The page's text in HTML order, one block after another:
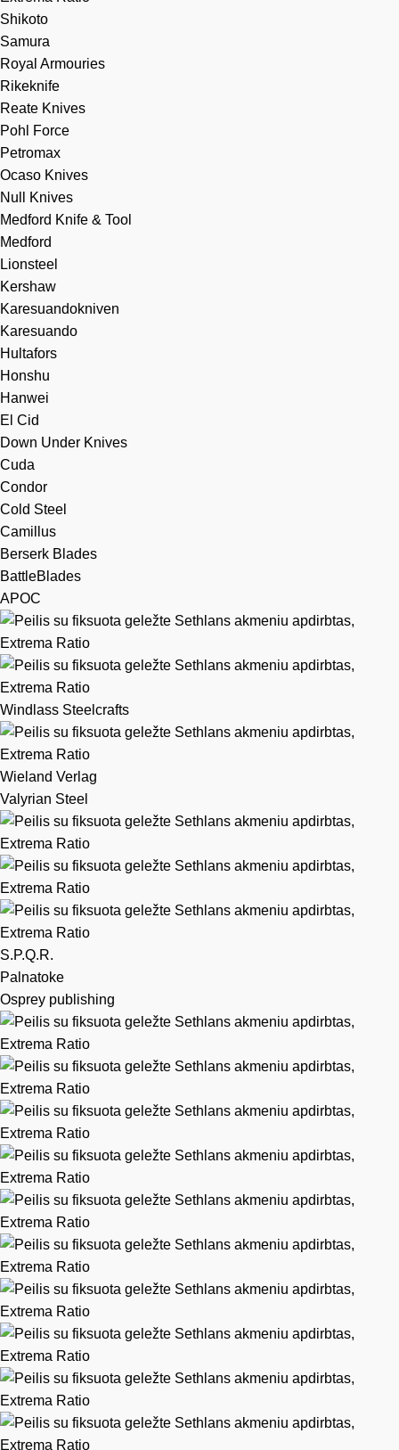
Shikoto
Samura
Royal Armouries
Rikeknife
Reate Knives
Pohl Force
Petromax
Ocaso Knives
Null Knives
Medford Knife & Tool
Medford
Lionsteel
Kershaw
Karesuandokniven
Karesuando
Hultafors
Honshu
Hanwei
El Cid
Down Under Knives
Cuda
Condor
Cold Steel
Camillus
Berserk Blades
BattleBlades
APOC
Windlass Steelcrafts
Wieland Verlag
Valyrian Steel
S.P.Q.R.
Palnatoke
Osprey publishing